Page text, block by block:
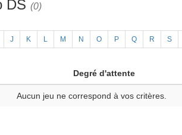
DS (0)
J K L M N O P Q R S
Degré d'attente
Aucun jeu ne correspond à vos critères.